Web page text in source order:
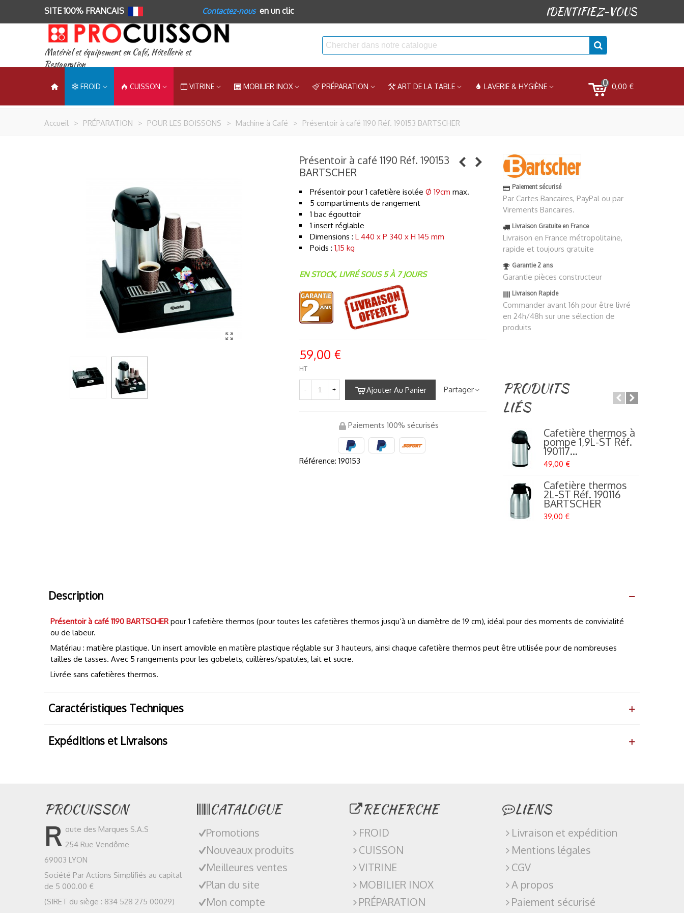
SITE 100% FRANCAIS Contactez-nous en un clic IDENTIFIEZ-VOUS
Matériel et équipement en Café, Hôtellerie et
Restauration
FROID CUISSON VITRINE MOBILIER INOX PRÉPARATION ART DE LA TABLE LAVERIE & HYGIÈNE 0 0,00 €
Accueil > PRÉPARATION > POUR LES BOISSONS > Machine à Café > Présentoir à café 1190 Réf. 190153 BARTSCHER
Présentoir à café 1190 Réf. 190153
BARTSCHER
Présentoir pour 1 cafetière isolée Ø 19cm max.
5 compartiments de rangement
1 bac égouttoir
1 insert réglable
Dimensions : L 440 x P 340 x H 145 mm
Poids : 1,15 kg
EN STOCK, LIVRÉ SOUS 5 À 7 JOURS
59,00 €
HT
- + Ajouter Au Panier Partager
Paiements 100% sécurisés
Référence: 190153
Paiement sécurisé
Par Cartes Bancaires, PayPal ou par
Virements Bancaires.
Livraison Gratuite en France
Livraison en France métropolitaine,
rapide et toujours gratuite
Garantie 2 ans
Garantie pièces constructeur
Livraison Rapide
Commander avant 16h pour être livré
en 24h/48h sur une sélection de
produits
PRODUITS
LIÉS
Cafetière thermos à
pompe 1,9L-ST Réf.
190117...
49,00 €
Cafetière thermos
2L-ST Réf. 190116
BARTSCHER
39,00 €
Description
Présentoir à café 1190 BARTSCHERpour 1 cafetière thermos (pour toutes les cafetières thermos jusqu‘à un diamètre de 19 cm), idéal pour des moments de convivialité
ou de labeur.
Matériau : matière plastique. Un insert amovible en matière plastique réglable sur 3 hauteurs, ainsi chaque cafetière thermos peut être utilisée pour de nombreuses
tailles de tasses. Avec 5 rangements pour les gobelets, cuillères/spatules, lait et sucre.
Livrée sans cafetières thermos.
Caractéristiques Techniques
Expéditions et Livraisons
PROCUISSON
R oute des Marques S.A.S
254 Rue Vendôme
69003 LYON
Société Par Actions Simplifiés au capital
de 5 000.00 €
(SIRET du siège : 834 528 275 00029)
CATALOGUE
Promotions
Nouveaux produits
Meilleures ventes
Plan du site
Mon compte
RECHERCHE
FROID
CUISSON
VITRINE
MOBILIER INOX
PRÉPARATION
LIENS
Livraison et expédition
Mentions légales
CGV
A propos
Paiement sécurisé